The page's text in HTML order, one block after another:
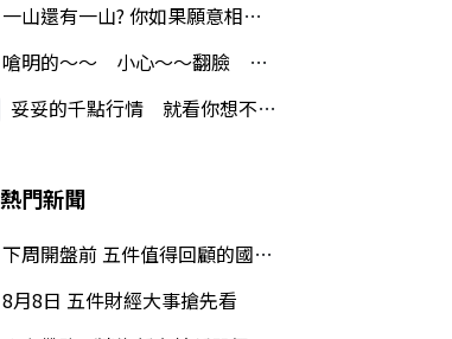
一山還有一山? 你如果願意相信時間波的話，時間...
嗆明的～～ 小心～～翻臉 最好別信～～
妥妥的千點行情 就看你想不想要而已
熱門新聞
下周開盤前 五件值得回顧的國際大事
8月8日 五件財經大事搶先看